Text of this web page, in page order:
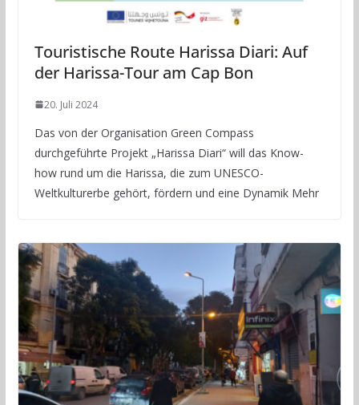
Touristische Route Harissa Diari: Auf
der Harissa-Tour am Cap Bon
20. Juli 2024
Das von der Organisation Green Compass
durchgeführte Projekt „Harissa Diari“ will das Know-
how rund um die Harissa, die zum UNESCO-
Weltkulturerbe gehört, fördern und eine Dynamik Mehr